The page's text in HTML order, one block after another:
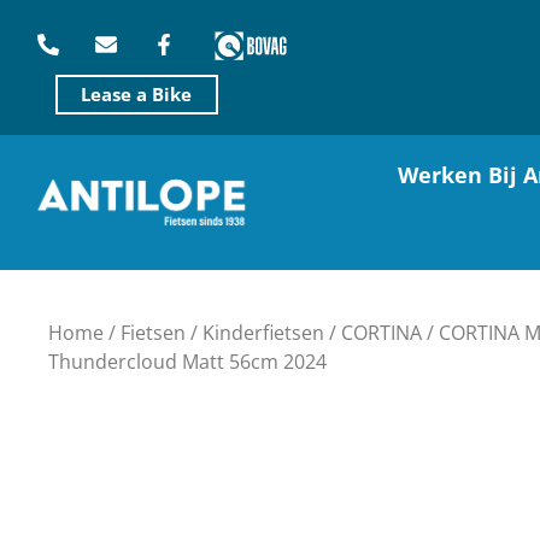
Lease a Bike
Werken Bij
Home / Fietsen / Kinderfietsen / CORTINA/ CORTINA
Thundercloud Matt 56cm 2024